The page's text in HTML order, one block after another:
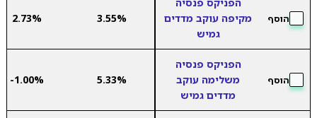
הוסף
מקיפה עוקב מדדים
גמיש
3.55%
2.73%
הוסף
הפניקס פנסיה
משלימה עוקב
מדדים גמיש
5.33%
-1.00%